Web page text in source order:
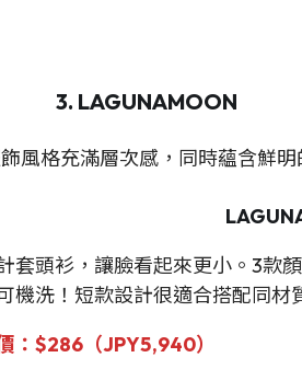
3. LAGUNAMOON
風格充滿層次感，同時蘊含鮮
套頭衫，讓臉看起來更小。3款
機洗！短款設計很適合搭配同材
：$286（JPY5,940）